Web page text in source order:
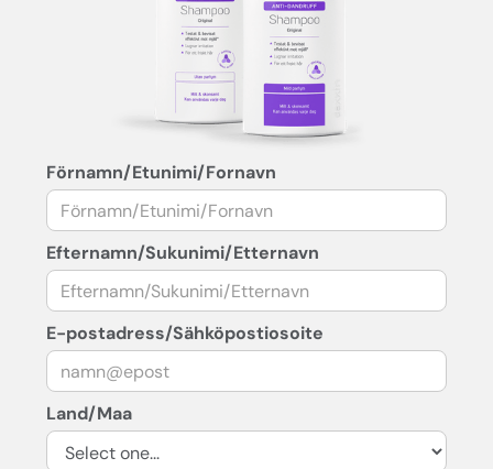
Förnamn/Etunimi/Fornavn
Efternamn/Sukunimi/Etternavn
E-postadress/Sähköpostiosoite
Land/Maa